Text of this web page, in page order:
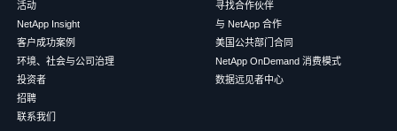
活动
NetApp Insight
客户成功案例
环境、社会与公司治理
投资者
招聘
联系我们
寻找合作伙伴
与 NetApp 合作
美国公共部门合同
NetApp OnDemand 消费模式
数据远见者中心